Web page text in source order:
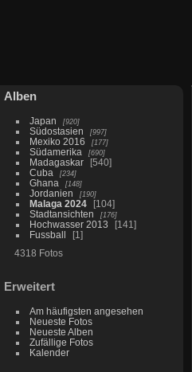
Alben
Japan 920
Südostasien 997
Mexiko 2016 177
Südamerika 690
Madagaskar
540
Cuba
234
Ghana 148
Jordanien 190
Malaga 2024
104
Stadtansichten
176
Hochwasser 2013
141
Fussball
1
4318 Fotos
Erweitert
Am häufigsten angesehen
Neueste Fotos
Neueste Alben
Zufällige Fotos
Kalender